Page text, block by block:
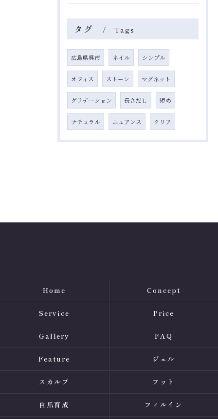
タグ Tags
広島県呉市 ネイル シンプル
オフィス ストーン マグネット
グラデーション 長さだし 短め
ナチュラル ニュアンス クリア
Home Concept
Service Price
Gallery FAQ
Feature ジェル
スカルプ フット
自爪育成 フィルイン